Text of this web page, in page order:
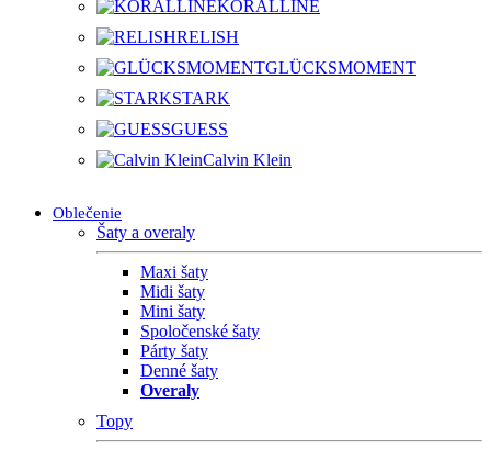
KORALLINE
RELISH
GLÜCKSMOMENT
STARK
GUESS
Calvin Klein
Oblečenie
Šaty a overaly
Maxi šaty
Midi šaty
Mini šaty
Spoločenské šaty
Párty šaty
Denné šaty
Overaly
Topy